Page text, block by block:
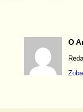
e
o
y
Li
n
e
O